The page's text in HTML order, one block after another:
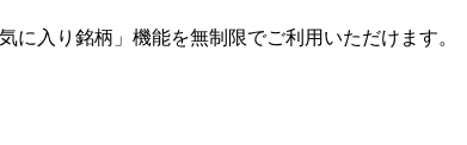
に入り銘柄」機能を無制限でご利用いただけます。